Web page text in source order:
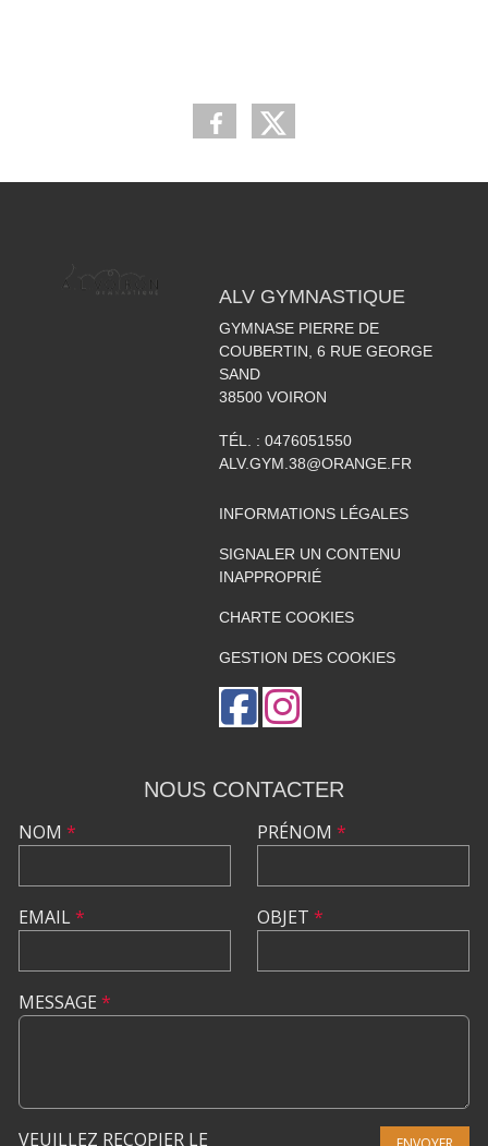
ALV GYMNASTIQUE
GYMNASE PIERRE DE
COUBERTIN, 6 RUE GEORGE
SAND
38500 VOIRON
TÉL. : 0476051550
ALV.GYM.38@ORANGE.FR
INFORMATIONS LÉGALES
SIGNALER UN CONTENU
INAPPROPRIÉ
CHARTE COOKIES
GESTION DES COOKIES
NOUS CONTACTER
NOM *
EMAIL*
PRÉNOM *
OBJET *
MESSAGE *
VEUILLEZ RECOPIER LE